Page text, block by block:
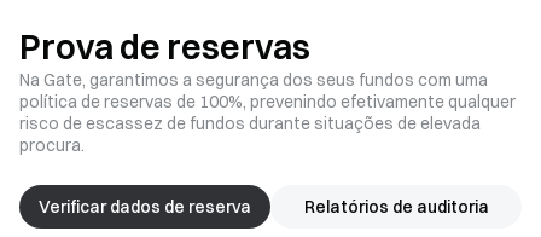
Prova de reservas
Na Gate, garantimos a segurança dos seus fundos com uma
política de reservas de 100%, prevenindo efetivamente qualquer
risco de escassez de fundos durante situações de elevada
procura.
Verificar dados de reserva Relatórios de auditoria